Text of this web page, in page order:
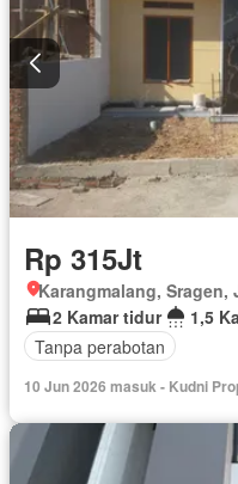
Rp 315Jt
Karangmalang, Sragen,
2 Kamar tidur
1,5
Tanpa perabotan
10 Jun 2026 masuk - Kudni